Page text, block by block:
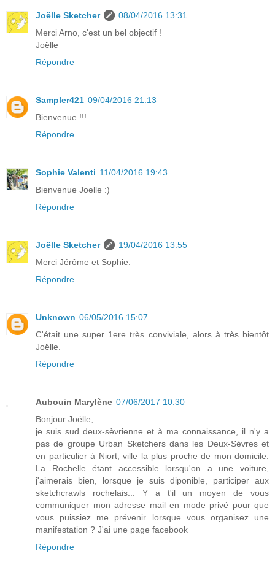
Joëlle Sketcher
08/04/2016 13:31
Merci Arno, c'est un bel objectif !
Joëlle
Répondre
Sampler421 09/04/2016 21:13
Bienvenue !!!
Répondre
Sophie Valenti 11/04/2016 19:43
Bienvenue Joelle :)
Répondre
Joëlle Sketcher
19/04/2016 13:55
Merci Jérôme et Sophie.
Répondre
Unknown 06/05/2016 15:07
C'était une super 1ere très conviviale, alors à très bientôt
Joëlle.
Répondre
Aubouin Marylène 07/06/2017 10:30
Bonjour Joëlle,
je suis sud deux-sèvrienne et à ma connaissance, il n'y a
pas de groupe Urban Sketchers dans les Deux-Sèvres et
en particulier à Niort, ville la plus proche de mon domicile.
La Rochelle étant accessible lorsqu'on a une voiture,
j'aimerais bien, lorsque je suis diponible, participer aux
sketchcrawls rochelais... Y a t'il un moyen de vous
communiquer mon adresse mail en mode privé pour que
vous puissiez me prévenir lorsque vous organisez une
manifestation ? J'ai une page facebook
Répondre